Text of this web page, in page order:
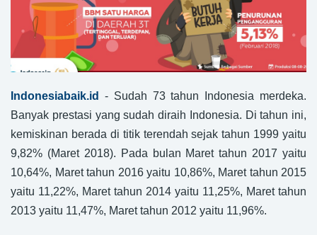
Indonesiabaik.id
- Sudah 73 tahun Indonesia merdeka.
Banyak prestasi yang sudah diraih Indonesia. Di tahun ini,
kemiskinan berada di titik terendah sejak tahun 1999 yaitu
9,82% (Maret 2018). Pada bulan Maret tahun 2017 yaitu
10,64%, Maret tahun 2016 yaitu 10,86%, Maret tahun 2015
yaitu 11,22%, Maret tahun 2014 yaitu 11,25%, Maret tahun
2013 yaitu 11,47%, Maret tahun 2012 yaitu 11,96%.